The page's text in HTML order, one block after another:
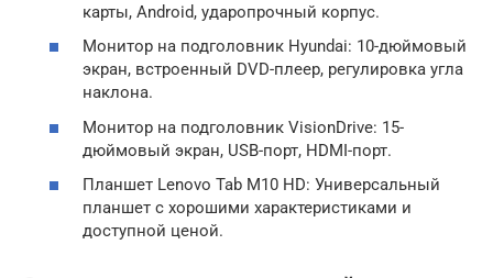
карты, Android, ударопрочный корпус.
Монитор на подголовник Hyundai: 10-дюймовый
экран, встроенный DVD-плеер, регулировка угла
наклона.
Монитор на подголовник VisionDrive: 15-
дюймовый экран, USB-порт, HDMI-порт.
Планшет Lenovo Tab M10 HD: Универсальный
планшет с хорошими характеристиками и
доступной ценой.